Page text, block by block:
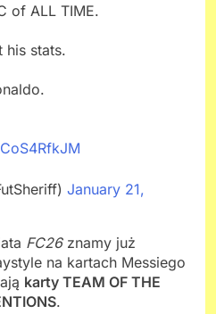
of ALL TIME.
his stats.
January 21,
FC26znamy już
na kartach Messiego
karty TEAM OF THE
.